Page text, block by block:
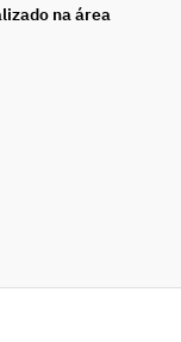
na área